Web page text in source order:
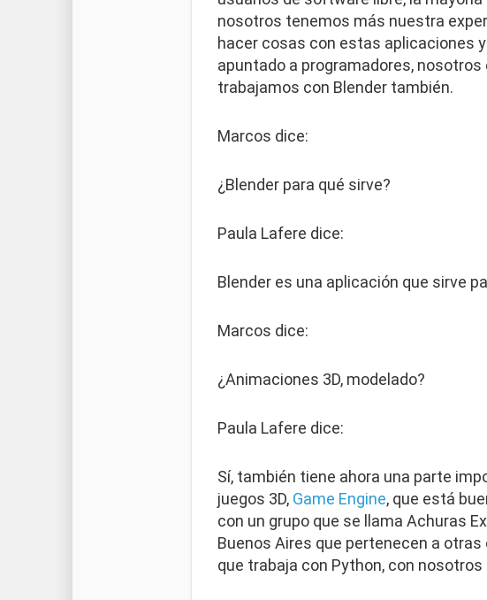
nosotros tenemos más nuestra
hacer cosas con estas aplicaciones
apuntado a programadores,
trabajamos con Blender también.
Marcos dice:
¿Blender para qué sirve?
Paula Lafere dice:
Blender es una aplicación que sirve
Marcos dice:
¿Animaciones 3D, modelado?
Paula Lafere dice:
Sí, también tiene ahora una parte
juegos 3D, Game Engine, que está
con un grupo que se llama Achuras
Buenos Aires que pertenecen a
que trabaja con Python, con